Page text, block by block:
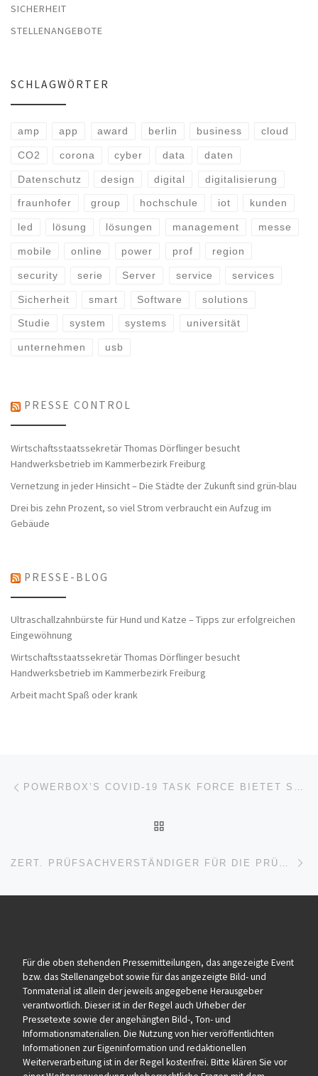
SICHERHEIT
STELLENANGEBOTE
SCHLAGWÖRTER
amp app award berlin business cloud
CO2 corona cyber data daten
Datenschutz design digital digitalisierung
fraunhofer group hochschule iot kunden
led lösung lösungen management messe
mobile online power prof region
security serie Server service services
Sicherheit smart Software solutions
Studie system systems universität
unternehmen usb
PRESSE CONTROL
Wirtschaftsstaatssekretär Thomas Dörflinger besucht
Handwerksbetrieb im Kammerbezirk Freiburg
Vernetzung in jeder Hinsicht – Die Städte der Zukunft sind grün-blau
Drei bis zehn Prozent, so viel Strom verbraucht ein Aufzug im
Gebäude
PRESSE-BLOG
Ultraschallzahnbürste für Hund und Katze – Tipps zur erfolgreichen
Eingewöhnung
Wirtschaftsstaatssekretär Thomas Dörflinger besucht
Handwerksbetrieb im Kammerbezirk Freiburg
Arbeit macht Spaß oder krank
Beitragsnavigation
Für die oben stehenden Pressemitteilungen, das angezeigte Event
bzw. das Stellenangebot sowie für das angezeigte Bild- und
Tonmaterial ist allein der jeweils angegebene Herausgeber
verantwortlich. Dieser ist in der Regel auch Urheber der
Pressetexte sowie der angehängten Bild-, Ton- und
Informationsmaterialien. Die Nutzung von hier veröffentlichten
Informationen zur Eigeninformation und redaktionellen
Weiterverarbeitung ist in der Regel kostenfrei. Bitte klären Sie vor